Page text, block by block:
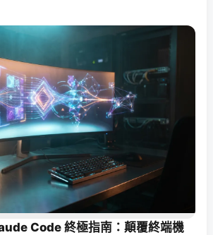
Code 終極指南：顛覆終端機